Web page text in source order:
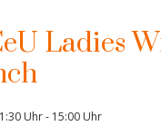
Ladies
Uhr- 15:00 Uhr